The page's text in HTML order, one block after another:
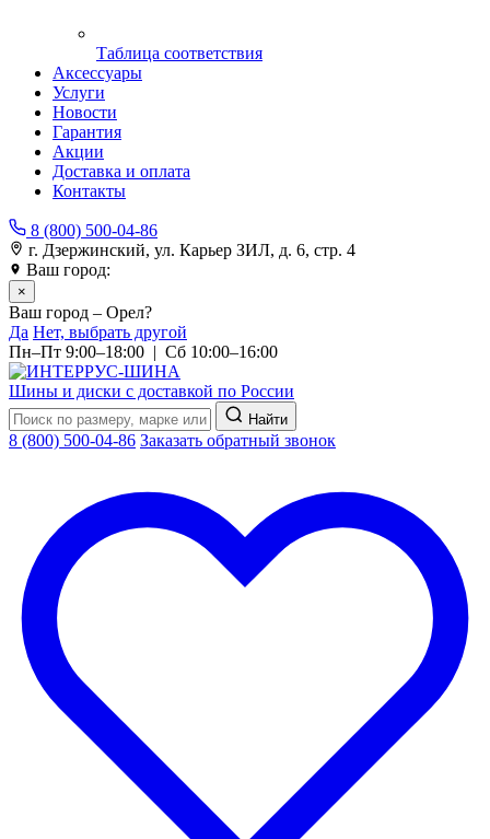
Таблица соответствия
Аксессуары
Услуги
Новости
Гарантия
Акции
Доставка и оплата
Контакты
8 (800) 500-04-86
г. Дзержинский, ул. Карьер ЗИЛ, д. 6, стр. 4
Ваш город:
×
Ваш город – Орел?
Да Нет, выбрать другой
Пн–Пт 9:00–18:00 | Сб 10:00–16:00
Шины и диски с доставкой по России
Найти
8 (800) 500-04-86 Заказать обратный звонок